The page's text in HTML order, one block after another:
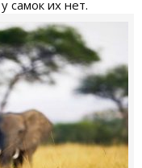
самок их нет.